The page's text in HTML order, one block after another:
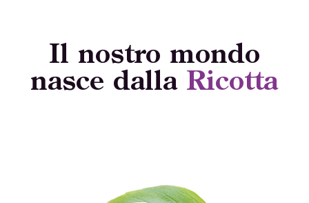
Il nostro mondo
nasce dalla Ricotta